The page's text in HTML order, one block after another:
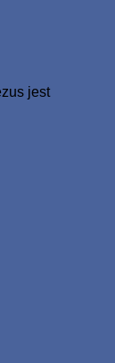
jest